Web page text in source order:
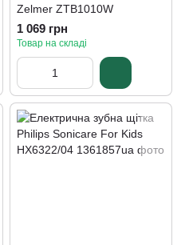
Zelmer ZTB1010W
1 069 грн
Товар на складі